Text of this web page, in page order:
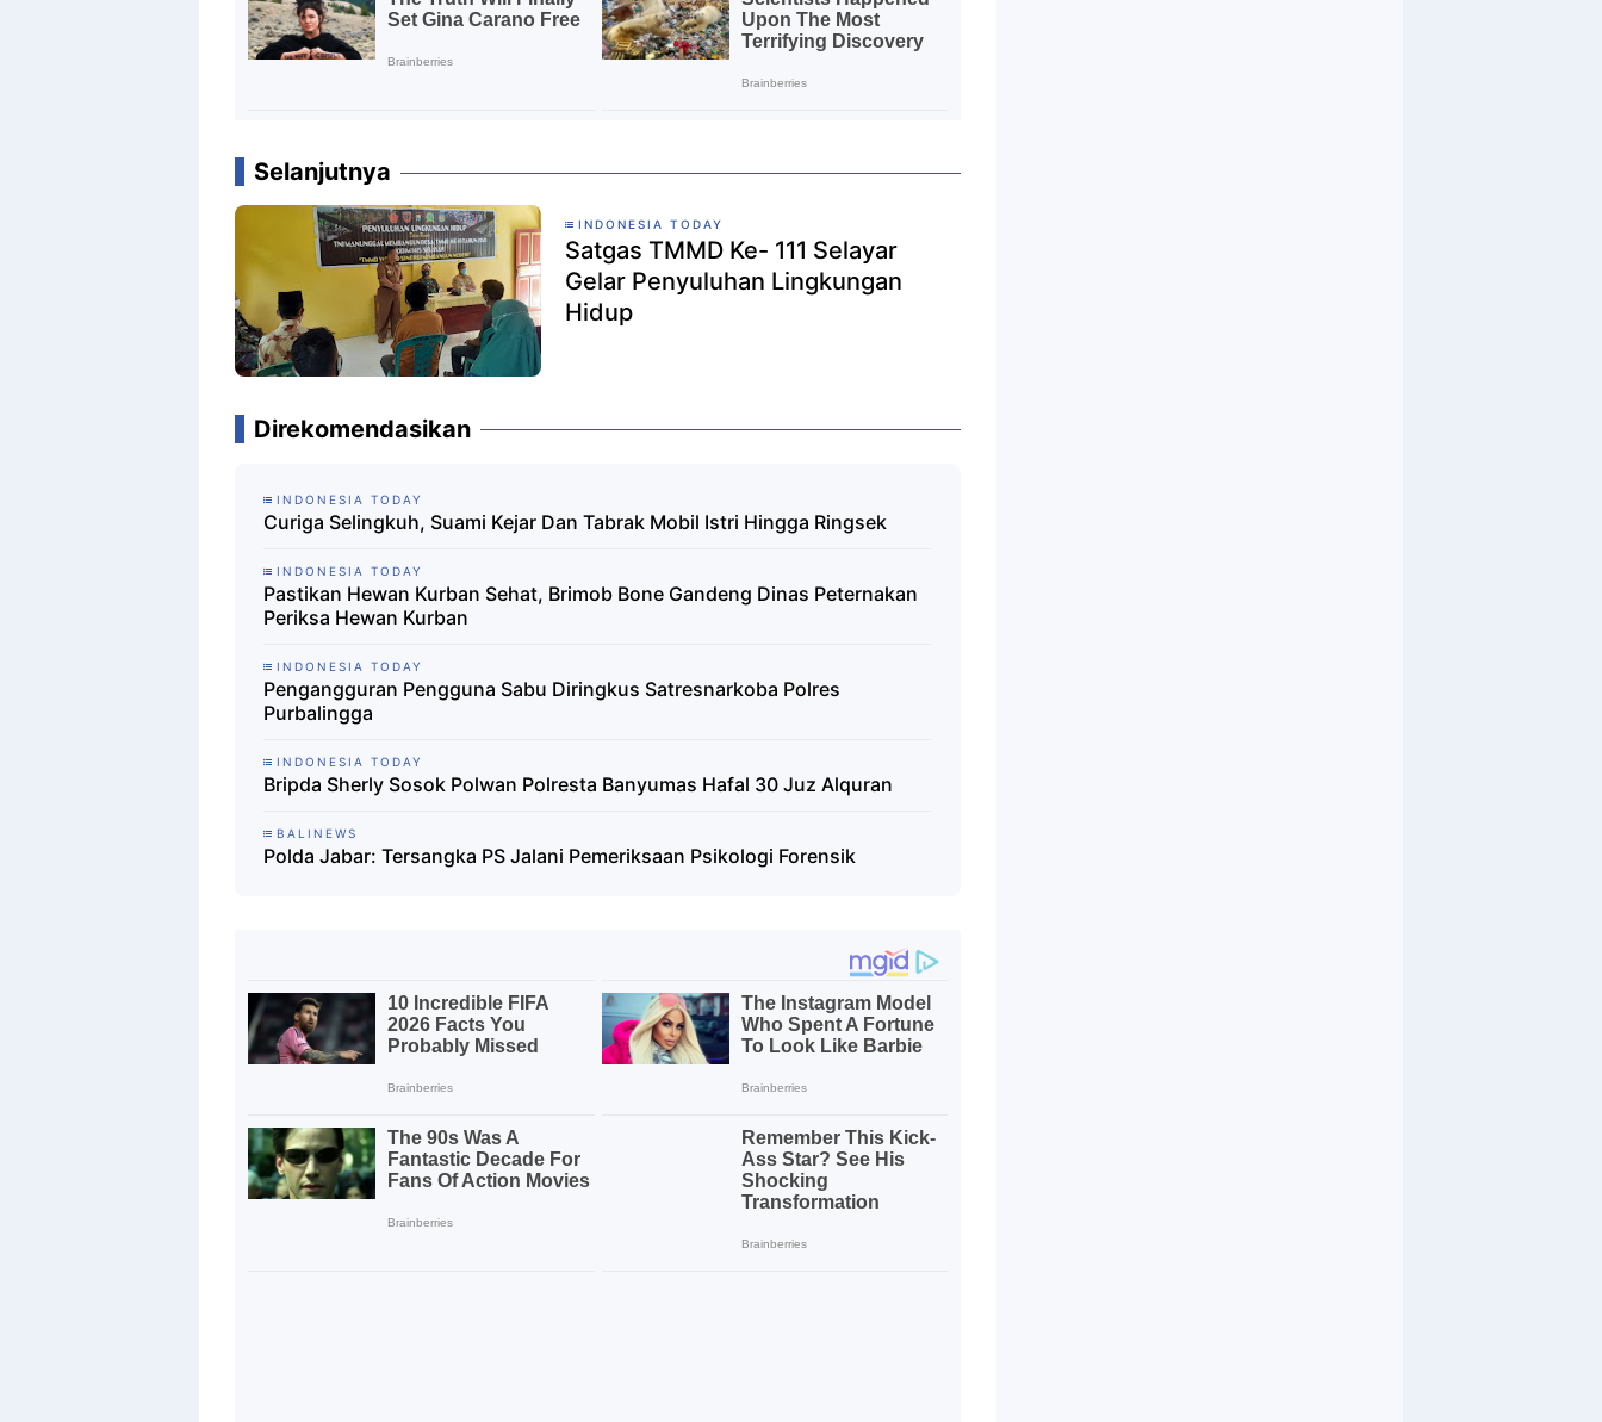
Selanjutnya
INDONESIA TODAY
Satgas TMMD Ke- 111 Selayar
Gelar Penyuluhan Lingkungan
Hidup
Direkomendasikan
INDONESIA TODAY
Curiga Selingkuh, Suami Kejar Dan Tabrak Mobil Istri Hingga Ringsek
INDONESIA TODAY
Pastikan Hewan Kurban Sehat, Brimob Bone Gandeng Dinas Peternakan
Periksa Hewan Kurban
INDONESIA TODAY
Pengangguran Pengguna Sabu Diringkus Satresnarkoba Polres
Purbalingga
INDONESIA TODAY
Bripda Sherly Sosok Polwan Polresta Banyumas Hafal 30 Juz Alquran
BALINEWS
Polda Jabar: Tersangka PS Jalani Pemeriksaan Psikologi Forensik